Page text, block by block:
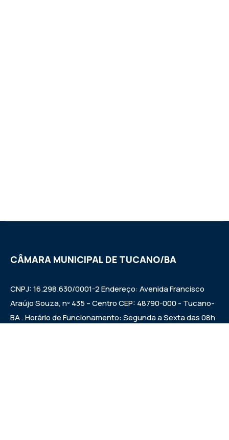
CÂMARA MUNICIPAL DE TUCANO/BA
CNPJ: 16.298.630/0001-2 Endereço: Avenida Francisco
Araújo Souza, nº 435 – Centro CEP: 48790-000 - Tucano-
BA . Horário de Funcionamento: Segunda a Sexta das 08h